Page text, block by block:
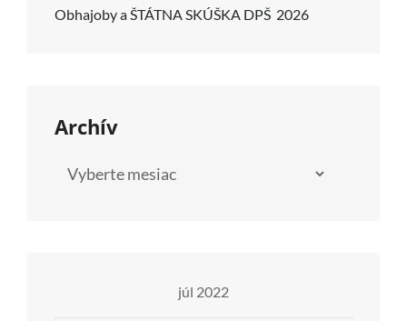
Obhajoby a ŠTÁTNA SKÚŠKA DPŠ 2026
Archív
Archív
júl 2022